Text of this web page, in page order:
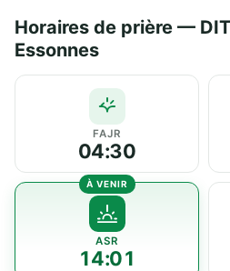
Horaires de prière —
Essonnes
FAJR
04:30
ASR
14:01